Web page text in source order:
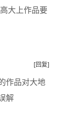
大上作品要
[回复]
作品对大地
解